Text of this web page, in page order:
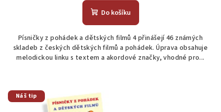
Do košíku
Písničky z pohádek a dětských filmů 4 přinášejí 46 známých
skladeb z českých dětských filmů a pohádek. Úprava obsahuje
melodickou linku s textem a akordové značky, vhodné pro...
Náš tip